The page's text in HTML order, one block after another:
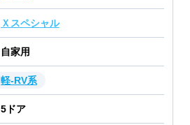
Ｘスペシャル
自家用
軽-RV系
5 ドア